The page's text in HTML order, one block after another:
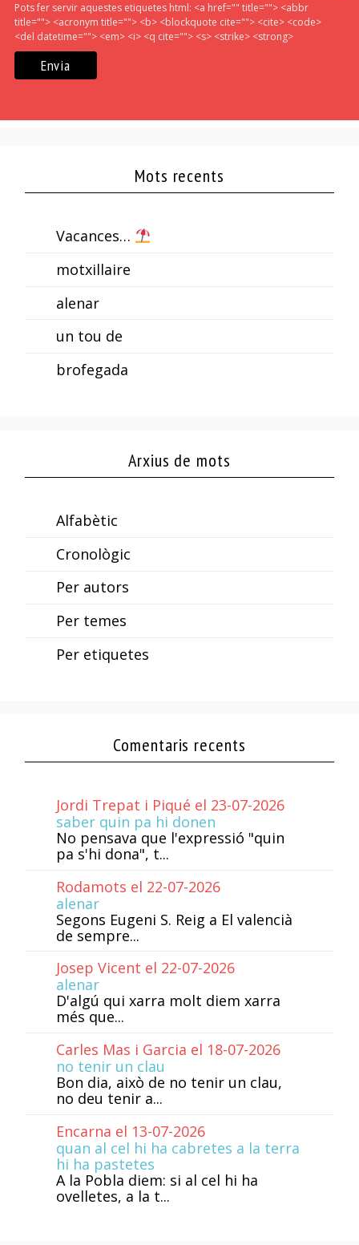
Pots fer servir aquestes etiquetes html: <a href="" title=""> <abbr
title=""> <acronym title=""> <b> <blockquote cite=""> <cite> <code>
<del datetime=""> <em> <i> <q cite=""> <s> <strike> <strong>
Mots recents
Vacances…
motxillaire
alenar
un tou de
brofegada
Arxius de mots
Alfabètic
Cronològic
Per autors
Per temes
Per etiquetes
Comentaris recents
Jordi Trepat i Piqué el 23-07-2026
saber quin pa hi donen
No pensava que l'expressió "quin
pa s'hi dona", t...
Rodamots el 22-07-2026
alenar
Segons Eugeni S. Reig a El valencià
de sempre...
Josep Vicent el 22-07-2026
alenar
D'algú qui xarra molt diem xarra
més que...
Carles Mas i Garcia el 18-07-2026
no tenir un clau
Bon dia, això de no tenir un clau,
no deu tenir a...
Encarna el 13-07-2026
quan al cel hi ha cabretes a la terra
hi ha pastetes
A la Pobla diem: si al cel hi ha
ovelletes, a la t...